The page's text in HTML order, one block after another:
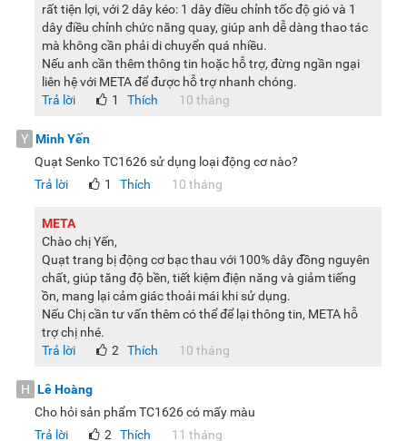
rất tiện lợi, với 2 dây kéo: 1 dây điều chỉnh tốc độ gió và 1
dây điều chỉnh chức năng quay, giúp anh dễ dàng thao tác
mà không cần phải di chuyển quá nhiều.
Nếu anh cần thêm thông tin hoặc hỗ trợ, đừng ngần ngại
liên hệ với META để được hỗ trợ nhanh chóng.
Trả lời
Thích
1 10 tháng
Y Minh Yến
Quạt Senko TC1626 sử dụng loại động cơ nào?
Trả lời
Thích
1 10 tháng
META
Chào chị Yến,
Quạt trang bị động cơ bạc thau với 100% dây đồng nguyên
chất, giúp tăng độ bền, tiết kiệm điện năng và giảm tiếng
ồn, mang lại cảm giác thoải mái khi sử dụng.
Nếu Chị cần tư vấn thêm có thể để lại thông tin, META hỗ
trợ chị nhé.
Trả lời
Thích
2 10 tháng
H Lê Hoàng
Cho hỏi sản phẩm TC1626 có mấy màu
Trả lời
Thích
2 11 tháng